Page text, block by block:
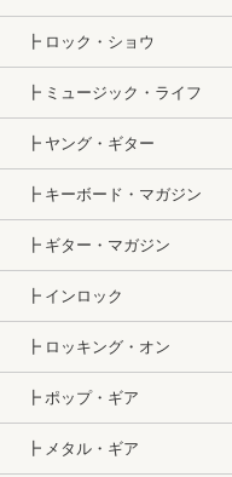
┣ ロック・ショウ
┣ ミュージック・ライフ
┣ ヤング・ギター
┣ キーボード・マガジン
┣ ギター・マガジン
┣ インロック
┣ ロッキング・オン
┣ ポップ・ギア
┣ メタル・ギア